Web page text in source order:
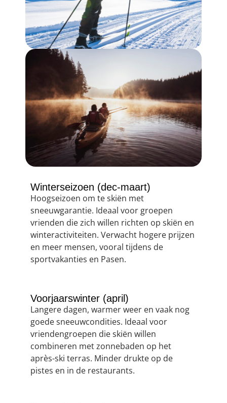
Winterseizoen (dec-maart)
Hoogseizoen om te skiën met
sneeuwgarantie. Ideaal voor groepen
vrienden die zich willen richten op skiën en
winteractiviteiten. Verwacht hogere prijzen
en meer mensen, vooral tijdens de
sportvakanties en Pasen.
Voorjaarswinter (april)
Langere dagen, warmer weer en vaak nog
goede sneeuwcondities. Ideaal voor
vriendengroepen die skiën willen
combineren met zonnebaden op het
après-ski terras. Minder drukte op de
pistes en in de restaurants.